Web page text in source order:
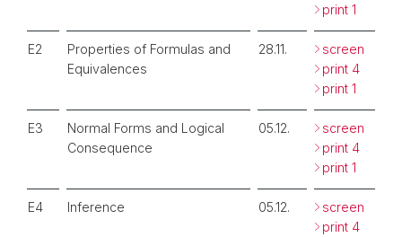
print 1
E2
Properties of Formulas and
Equivalences
28.11.
screen
print 4
print 1
E3
Normal Forms and Logical
Consequence
05.12.
screen
print 4
print 1
E4 Inference 05.12.
screen
print 4